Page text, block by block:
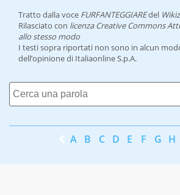
Tratto dalla voce FURFANTEGGIAREdel
Rilasciato con licenza Creative Commons
allo stesso modo
I testi sopra riportati non sono in alcun
dell’opinione di Italiaonline S.p.A.
A B C D E F G H